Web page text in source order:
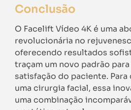
Conclusão
O Facelift Vídeo 4K é uma
revolucionária no
oferecendo resultados
traçam um novo padrão
satisfação do paciente.
uma cirurgia facial, essa
uma combinação